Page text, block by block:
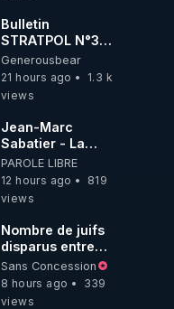
Bulletin
STRATPOL N°302.
Armée des
drones, MS-21 en
série, missiles
07.08.2026.
Generousbear
21 hours ago
1.3 k
views
Jean-Marc
Sabatier - La
Covid-19 n'a été
que le début -
L'ARNm &
où auront-t-il ?
PAROLE LIBRE
12 hours ago
819
views
Nombre de juifs
disparus entre
1941 et 1945
(Réponse à mes
accusateurs)
Sans Concession
8 hours ago
339
views